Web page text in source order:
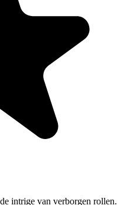
intrige van verborgen rollen.